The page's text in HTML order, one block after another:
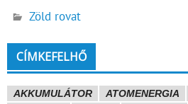
Zöld rovat
CÍMKEFELHŐ
AKKUMULÁTOR ATOMENERGIA